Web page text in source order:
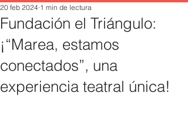
Fundación el Triángulo:
¡“Marea, estamos
conectados”, una
experiencia teatral única!
20 feb 2024 1 min de lectura